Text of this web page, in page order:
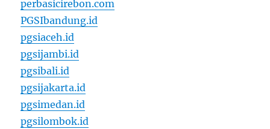
perbasicirebon.com
PGSIbandung.id
pgsiaceh.id
pgsijambi.id
pgsibali.id
pgsijakarta.id
pgsimedan.id
pgsilombok.id